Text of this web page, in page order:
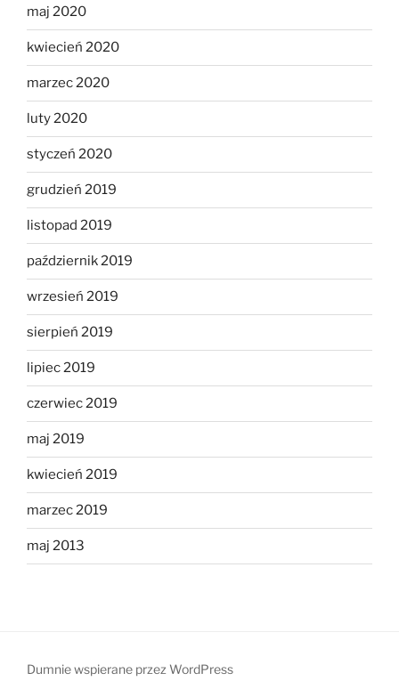
maj 2020
kwiecień 2020
marzec 2020
luty 2020
styczeń 2020
grudzień 2019
listopad 2019
październik 2019
wrzesień 2019
sierpień 2019
lipiec 2019
czerwiec 2019
maj 2019
kwiecień 2019
marzec 2019
maj 2013
Dumnie wspierane przez WordPress